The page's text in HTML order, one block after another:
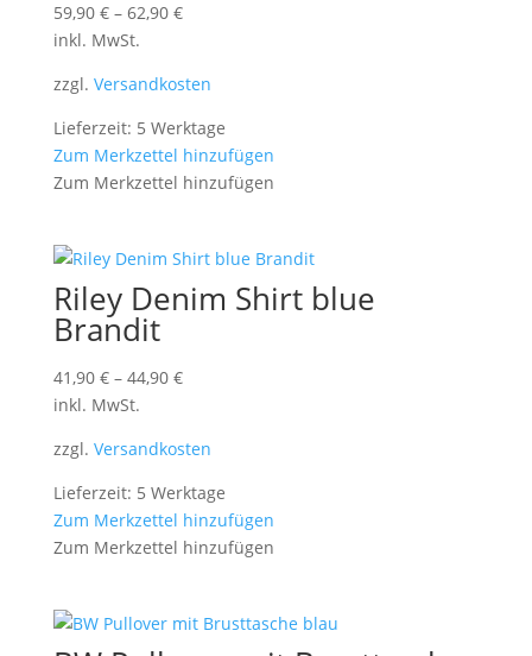
59,90 €– 62,90 €
inkl. MwSt.
zzgl. Versandkosten
Lieferzeit: 5 Werktage
Zum Merkzettel hinzufügen
Zum Merkzettel hinzufügen
Riley Denim Shirt blue
Brandit
41,90 €– 44,90 €
inkl. MwSt.
zzgl. Versandkosten
Lieferzeit: 5 Werktage
Zum Merkzettel hinzufügen
Zum Merkzettel hinzufügen